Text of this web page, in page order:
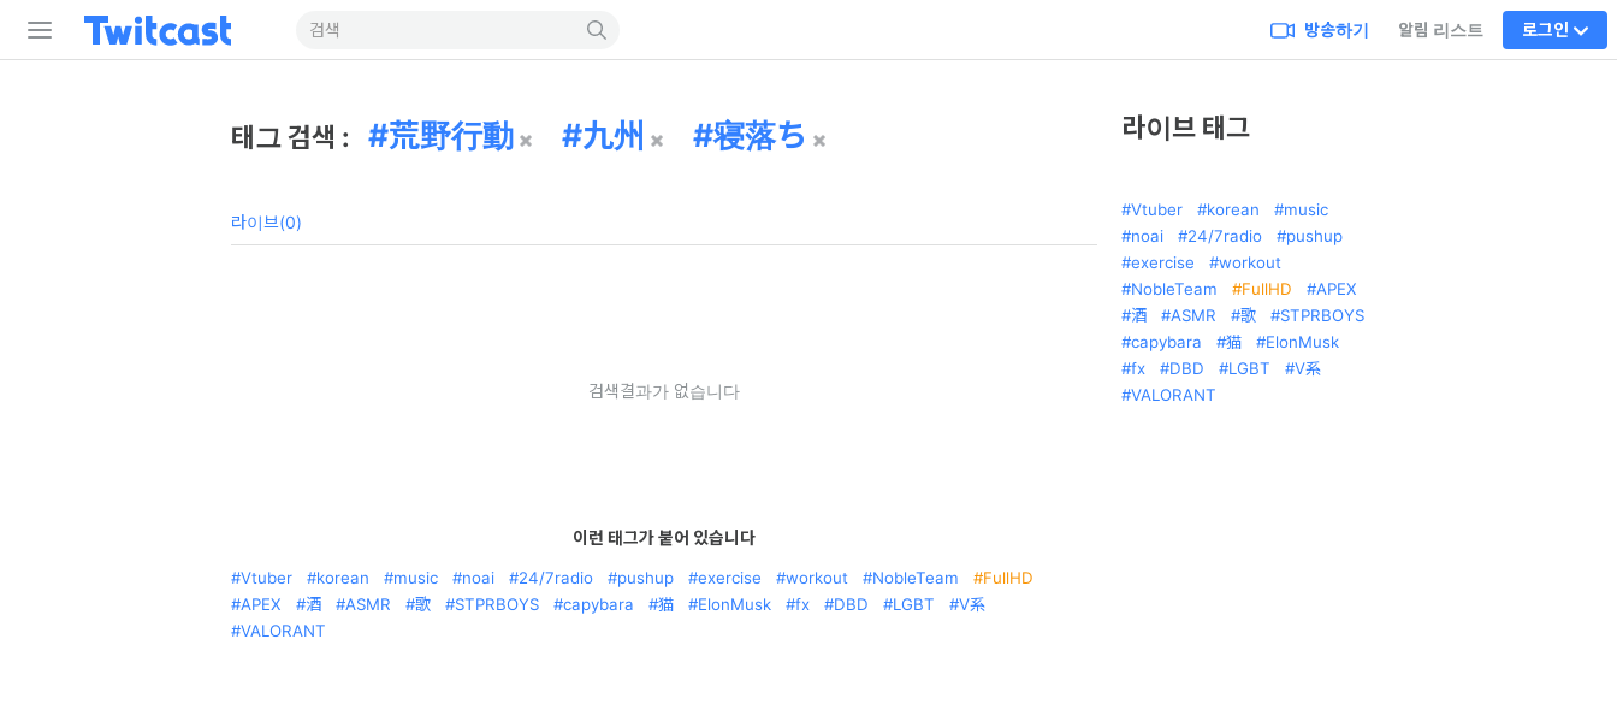
방송하기 알림 리스트 로그인
태그 검색 : 荒野行動 九州 寝落ち
라이브(0)
검색결과가 없습니다
이런 태그가 붙어 있습니다
Vtuber korean music noai 24/7radio pushup exercise workout NobleTeam
FullHD
APEX
酒 ASMR 歌 STPRBOYS capybara 猫 ElonMusk fx DBD LGBT
V系
VALORANT
라이브 태그
Vtuber korean
music
noai
24/7radio
pushup
exercise
workout
NobleTeam
FullHD
APEX
酒
ASMR 歌
STPRBOYS
capybara
猫
ElonMusk
fx
DBD LGBT
V系
VALORANT